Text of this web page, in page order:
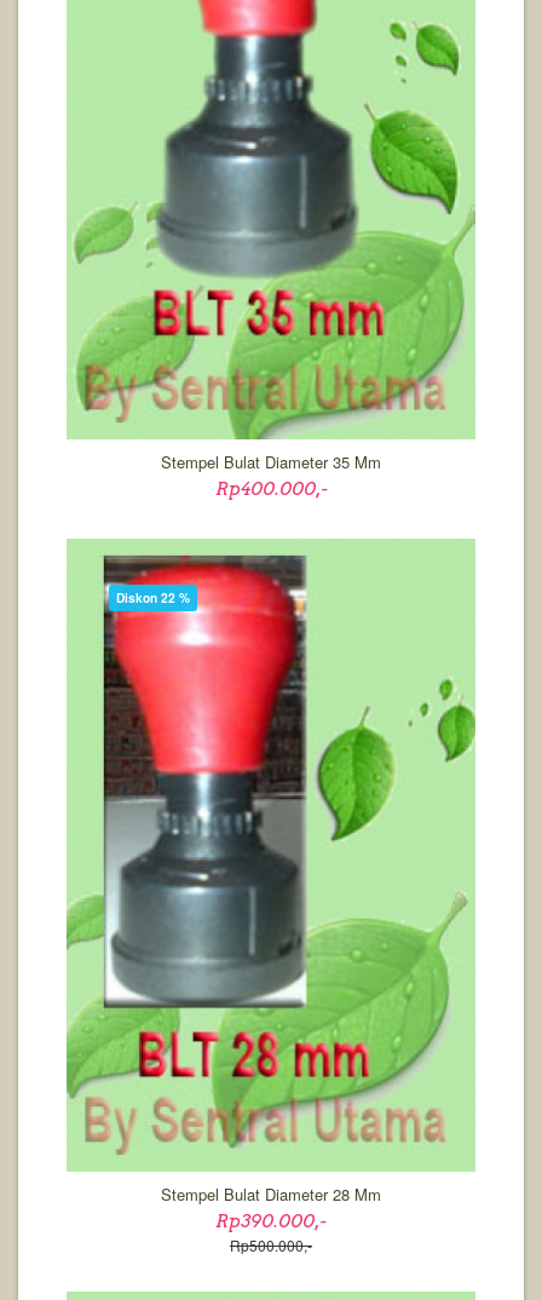
Stempel Bulat Diameter 35 Mm
Rp400.000,-
Stempel Bulat Diameter 28 Mm
Rp390.000,-
Rp500.000,-
Diskon 22 %